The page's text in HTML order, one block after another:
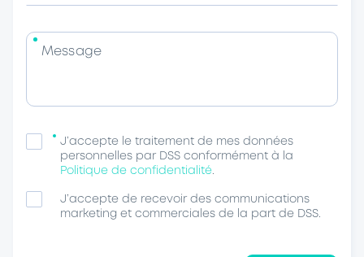
Message
J’accepte le traitement de mes données
personnelles par DSS conformément à la
Politique de confidentialité
J’accepte de recevoir des communications
marketing et commerciales de la part de DSS.